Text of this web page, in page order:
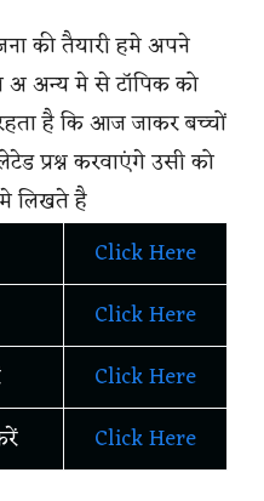
की तैयारी हमे अपने
अ अन्य मे से टॉपिक को
है कि आज जाकर बच्चों
प्रश्न करवाएंगे उसी को
लिखते है
Click Here
Click Here
Click Here
Click Here